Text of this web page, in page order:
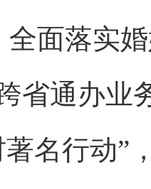
全面落实
省通办业
著名行动”